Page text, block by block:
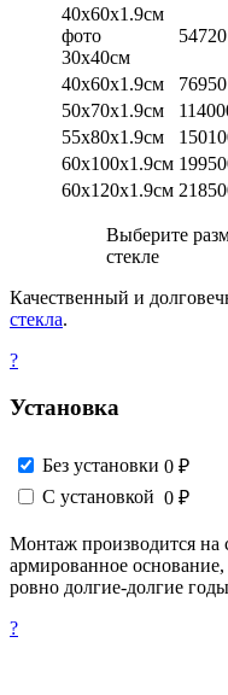
40х60х1.9см
фото
30х40см
54720
40х60х1.9см 76950
50х70х1.9см
55х80х1.9см
60х100х1.9см
60х120х1.9см
Выберите
стекле
Качественный и
стекла.
?
Установка
Без установки 0 ₽
С установкой 0 ₽
Монтаж производится на
армированное основание,
ровно долгие-долгие
?